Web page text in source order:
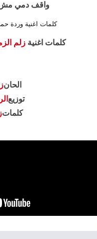
واقف دمي
كلمات اغنية وردة
كلمات اغنيةزلم
الحان
توزيع
كلمات